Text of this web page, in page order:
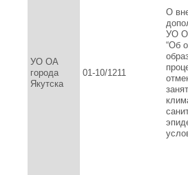
УО ОА
города
Якутска
01-10/1211
О
УО
“Об